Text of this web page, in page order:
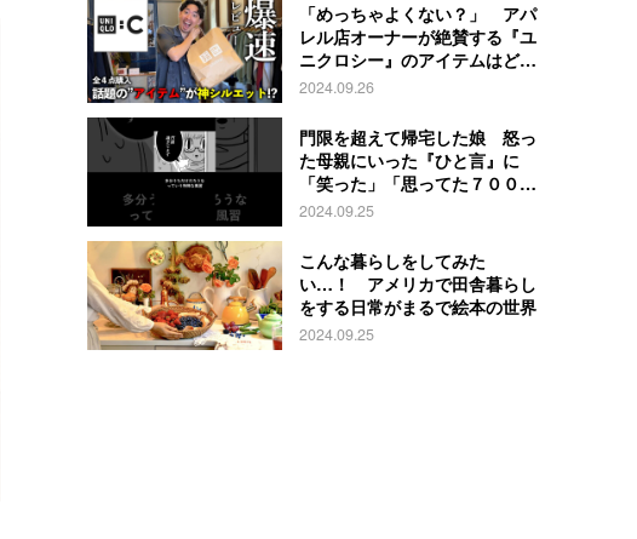
「めっちゃよくない？」 アパ
レル店オーナーが絶賛する『ユ
ニクロシー』のアイテムはど
れ？
2024.09.26
門限を超えて帰宅した娘 怒っ
た母親にいった『ひと言』に
「笑った」「思ってた７００倍
特殊」
2024.09.25
こんな暮らしをしてみた
い…！ アメリカで田舎暮らし
をする日常がまるで絵本の世界
2024.09.25